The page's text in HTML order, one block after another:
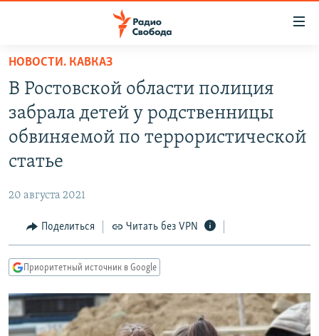
упрощенного
доступа
Вернуться
основному
содержанию
навигации
Вернутся
ПОДКАСТЫ
АВТОРСКИЕ ПРОЕКТЫ
КУЛЬТУРА
IDEL.РЕАЛИИ
КАВКАЗ.РЕАЛИИ
СИБИРЬ.РЕАЛИИ
РАСПИСАНИЕ ВЕЩАНИЯ
НОВОСТИ. КАВКАЗ
В Ростовской области полиция
забрала детей у родственницы
обвиняемой по террористической
статье
20 августа 2021
Поделиться Читать без VPN
Приоритетный источник в Google